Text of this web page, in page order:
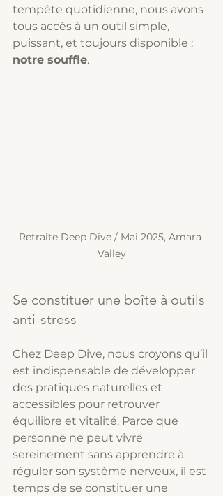
tempête quotidienne, nous avons
tous accès à un outil simple,
puissant, et toujours disponible :
notre souffle.
Retraite Deep Dive / Mai 2025, Amara
Valley
Se constituer une boîte à outils
anti-stress
Chez Deep Dive, nous croyons qu’il
est indispensable de développer
des pratiques naturelles et
accessibles pour retrouver
équilibre et vitalité. Parce que
personne ne peut vivre
sereinement sans apprendre à
réguler son système nerveux, il est
temps de se constituer une